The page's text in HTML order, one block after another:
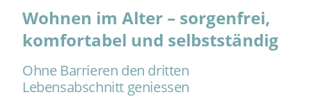
Wohnen im Alter – sorgenfrei,
komfortabel und selbstständig
Ohne Barrieren den dritten
Lebensabschnitt geniessen